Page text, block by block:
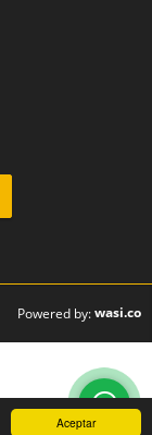
Aceptar
Powered by:wasi.co